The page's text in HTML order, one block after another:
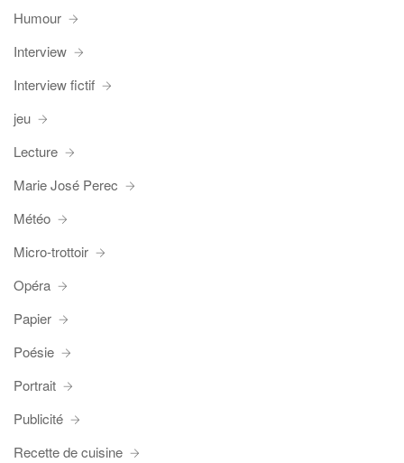
Humour
Interview
Interview fictif
jeu
Lecture
Marie José Perec
Météo
Micro-trottoir
Opéra
Papier
Poésie
Portrait
Publicité
Recette de cuisine